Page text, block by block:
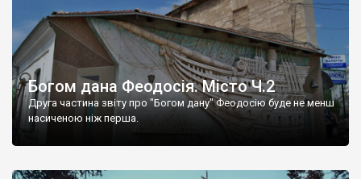
Богом дана Феодосія. Місто Ч.2
Друга частина звіту про "Богом дану" Феодосію буде не менш
насиченою ніж перша.